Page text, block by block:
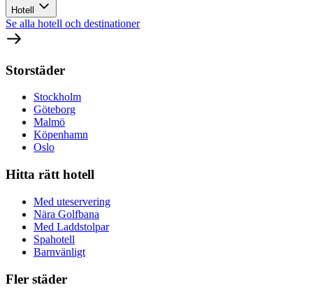
Hotell
Se alla hotell och destinationer
Storstäder
Stockholm
Göteborg
Malmö
Köpenhamn
Oslo
Hitta rätt hotell
Med uteservering
Nära Golfbana
Med Laddstolpar
Spahotell
Barnvänligt
Fler städer